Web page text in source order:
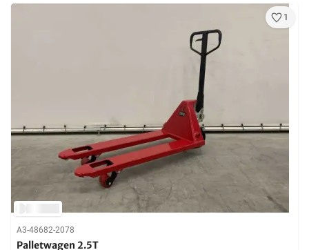
1
A3-48682-2078
Palletwagen 2.5T